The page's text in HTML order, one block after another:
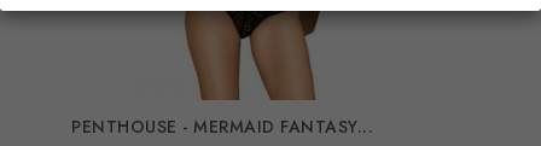
PENTHOUSE - MERMAID FANTASY...